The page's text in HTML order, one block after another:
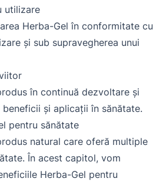
utilizare
Herba-Gel în conformitate cu
și sub supravegherea unui
în continuă dezvoltare și
și aplicații în sănătate.
pentru sănătate
natural care oferă multiple
În acest capitol, vom
Herba-Gel pentru